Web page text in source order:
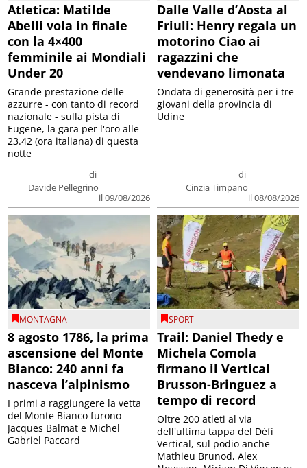
Atletica: Matilde
Abelli vola in finale
con la 4×400
femminile ai Mondiali
Under 20
di
Davide Pellegrino
il 09/08/2026
Grande prestazione delle
azzurre - con tanto di record
nazionale - sulla pista di
Eugene, la gara per l'oro alle
23.42 (ora italiana) di questa
notte
Dalle Valle d’Aosta al
Friuli: Henry regala un
motorino Ciao ai
ragazzini che
vendevano limonata
di
Cinzia Timpano
il 08/08/2026
Ondata di generosità per i tre
giovani della provincia di
Udine
MONTAGNA
8 agosto 1786, la prima
ascensione del Monte
Bianco: 240 anni fa
nasceva l’alpinismo
I primi a raggiungere la vetta
del Monte Bianco furono
Jacques Balmat e Michel
Gabriel Paccard
SPORT
Trail: Daniel Thedy e
Michela Comola
firmano il Vertical
Brusson-Bringuez a
tempo di record
Oltre 200 atleti al via
dell'ultima tappa del Défì
Vertical, sul podio anche
Mathieu Brunod, Alex